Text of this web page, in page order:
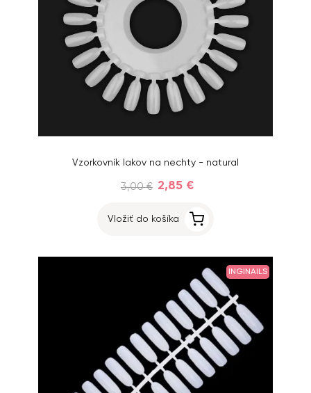
Vzorkovník lakov na nechty - natural
3,00 € 2,85 €
Vložiť do košíka
INGINAILS